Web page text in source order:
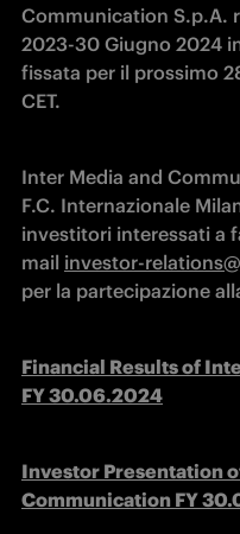
Communication S.p.A.
2023-30 Giugno 2024
fissata per il prossimo
CET.
Inter Media and
F.C. Internazionale
investitori interessati a
mail investor-
per la partecipazione
Financial Results of
FY 30.06.2024
Investor Presentation
Communication FY